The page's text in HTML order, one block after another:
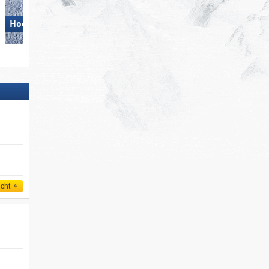
Hochzillertal Silvretta Montafon